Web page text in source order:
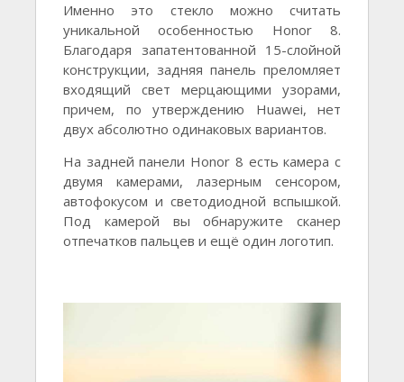
Именно это стекло можно считать
уникальной особенностью Honor 8.
Благодаря запатентованной 15-слойной
конструкции, задняя панель преломляет
входящий свет мерцающими узорами,
причем, по утверждению Huawei, нет
двух абсолютно одинаковых вариантов.
На задней панели Honor 8 есть камера с
двумя камерами, лазерным сенсором,
автофокусом и светодиодной вспышкой.
Под камерой вы обнаружите сканер
отпечатков пальцев и ещё один логотип.